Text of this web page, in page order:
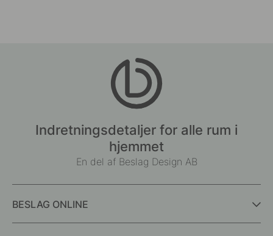
Indretningsdetaljer for alle rum i
hjemmet
En del af Beslag Design AB
BESLAG ONLINE